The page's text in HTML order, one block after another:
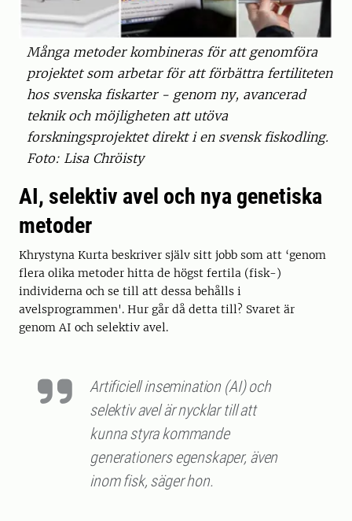
Många metoder kombineras för att genomföra
projektet som arbetar för att förbättra fertiliteten
hos svenska fiskarter - genom ny, avancerad
teknik och möjligheten att utöva
forskningsprojektet direkt i en svensk fiskodling.
Foto: Lisa Chröisty
AI, selektiv avel och nya genetiska
metoder
Khrystyna Kurta beskriver själv sitt jobb som att ‘genom
flera olika metoder hitta de högst fertila (fisk-)
individerna och se till att dessa behålls i
avelsprogrammen'. Hur går då detta till? Svaret är
genom AI och selektiv avel.
Artificiell insemination (AI) och
selektiv avel är nycklar till att
kunna styra kommande
generationers egenskaper, även
inom fisk, säger hon.